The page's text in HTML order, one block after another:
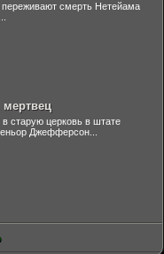
смерть Нетейама
мертвец
старую церковь в штате
Джефферсон...